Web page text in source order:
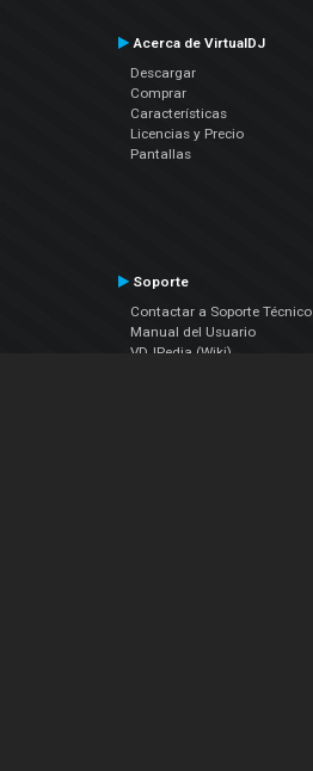
Acerca de VirtualDJ
Descargar
Comprar
Características
Licencias y Precio
Pantallas
Soporte
Contactar a Soporte Técnico
Manual del Usuario
VDJPedia (Wiki)